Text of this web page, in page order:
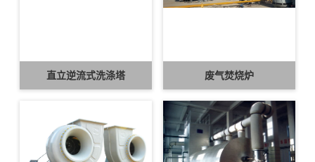
直立逆流式洗涤塔 废气焚烧炉